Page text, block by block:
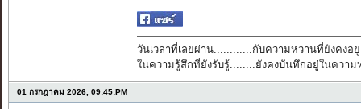
วันเวลาที่เลยผ่าน............กับความหวานที่ยังคงอยู่
ในความรู้สึกที่ยังรับรู้........ยังคงบันทึกอยู่ในความ
01 กรกฎาคม 2026, 09:45:PM